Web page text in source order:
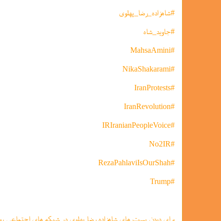
#شاهزاده_رضا_پهلوی
#جاوید_شاه
#MahsaAmini
#NikaShakarami
#IranProtests
#IranRevolution
#IRIranianPeopleVoice
#No2IR
#RezaPahlaviIsOurShah
#Trump
برای دیدن پست های شاهزاده رضا پهلوی در شبکه های اجتماعی